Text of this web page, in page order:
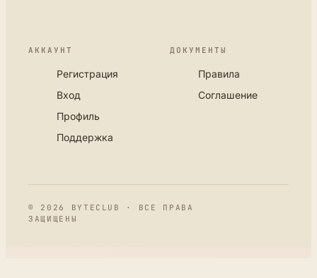
АККАУНТ
Регистрация
Вход
Профиль
Поддержка
ДОКУМЕНТЫ
Правила
Соглашение
© 2026 BYTECLUB · ВСЕ ПРАВА
ЗАЩИЩЕНЫ